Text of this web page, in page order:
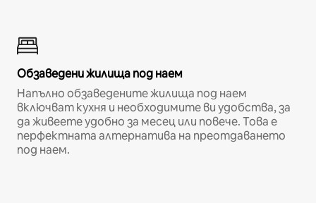
Обзаведени жилища под наем
Напълно обзаведените жилища под наем
включват кухня и необходимите ви удобства, за
да живеете удобно за месец или повече. Това е
перфектната алтернатива на преотдаването
под наем.